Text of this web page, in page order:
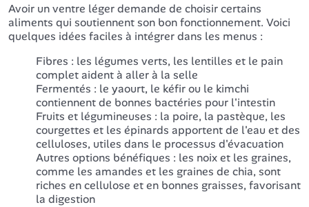
Avoir un ventre léger demande de choisir certains
aliments qui soutiennent son bon fonctionnement. Voici
quelques idées faciles à intégrer dans les menus :
Fibres : les légumes verts, les lentilles et le pain
complet aident à aller à la selle
Fermentés : le yaourt, le kéfir ou le kimchi
contiennent de bonnes bactéries pour l'intestin
Fruits et légumineuses : la poire, la pastèque, les
courgettes et les épinards apportent de l'eau et des
celluloses, utiles dans le processus d'évacuation
Autres options bénéfiques : les noix et les graines,
comme les amandes et les graines de chia, sont
riches en cellulose et en bonnes graisses, favorisant
la digestion